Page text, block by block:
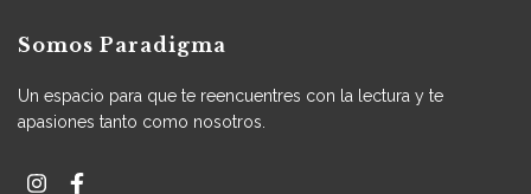
Somos Paradigma
Un espacio para que te reencuentres con la lectura y te
apasiones tanto como nosotros.